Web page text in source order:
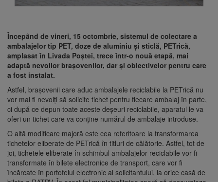
Începând de vineri, 15 octombrie, sistemul de colectare a
ambalajelor tip PET, doze de aluminiu și sticlă, PETrică,
amplasat în Livada Poștei, trece într-o nouă etapă, mai
adaptă nevoilor brașovenilor, dar și obiectivelor pentru care
a fost instalat.
Astfel, brașovenii care aduc ambalajele reciclabile la PETrică nu
vor mai fi nevoiți să solicite tichet pentru fiecare ambalaj în parte,
ci după ce depun toate aceste deșeuri reciclabile, aparatul le va
oferi un tichet care va conține numărul de ambalaje introduse.
O altă modificare majoră este cea referitoare la transformarea
tichetelor eliberate de PETrică în titluri de călătorie. Astfel, tot de
joi, tichetele eliberate în schimbul ambalajelor reciclabile vor fi
transformate în bilete electronice de transport, care vor fi
încărcate în portofelul electronic al solicitantului, la orice casă de